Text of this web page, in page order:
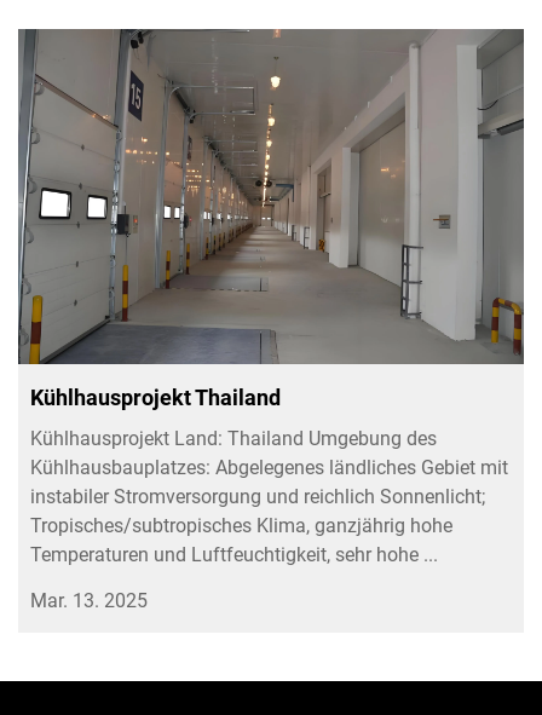
Kühlhausprojekt Thailand
Kühlhausprojekt Land: Thailand Umgebung des
Kühlhausbauplatzes: Abgelegenes ländliches Gebiet mit
instabiler Stromversorgung und reichlich Sonnenlicht;
Tropisches/subtropisches Klima, ganzjährig hohe
Temperaturen und Luftfeuchtigkeit, sehr hohe ...
Mar. 13. 2025